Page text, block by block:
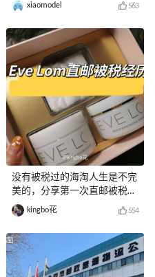
xiaomodel 563
没有被税过的海淘人生是不完
美的，分享第一次直邮被税经
历
kingbo花 554